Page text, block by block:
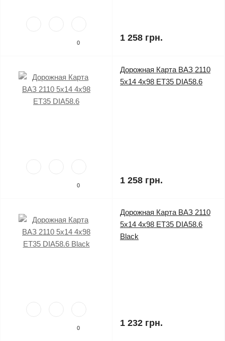
0 1 258 грн.
0
Дорожная Карта ВАЗ 2110
5x14 4x98 ET35 DIA58.6
1 258 грн.
0
Дорожная Карта ВАЗ 2110
5x14 4x98 ET35 DIA58.6
Black
1 232 грн.